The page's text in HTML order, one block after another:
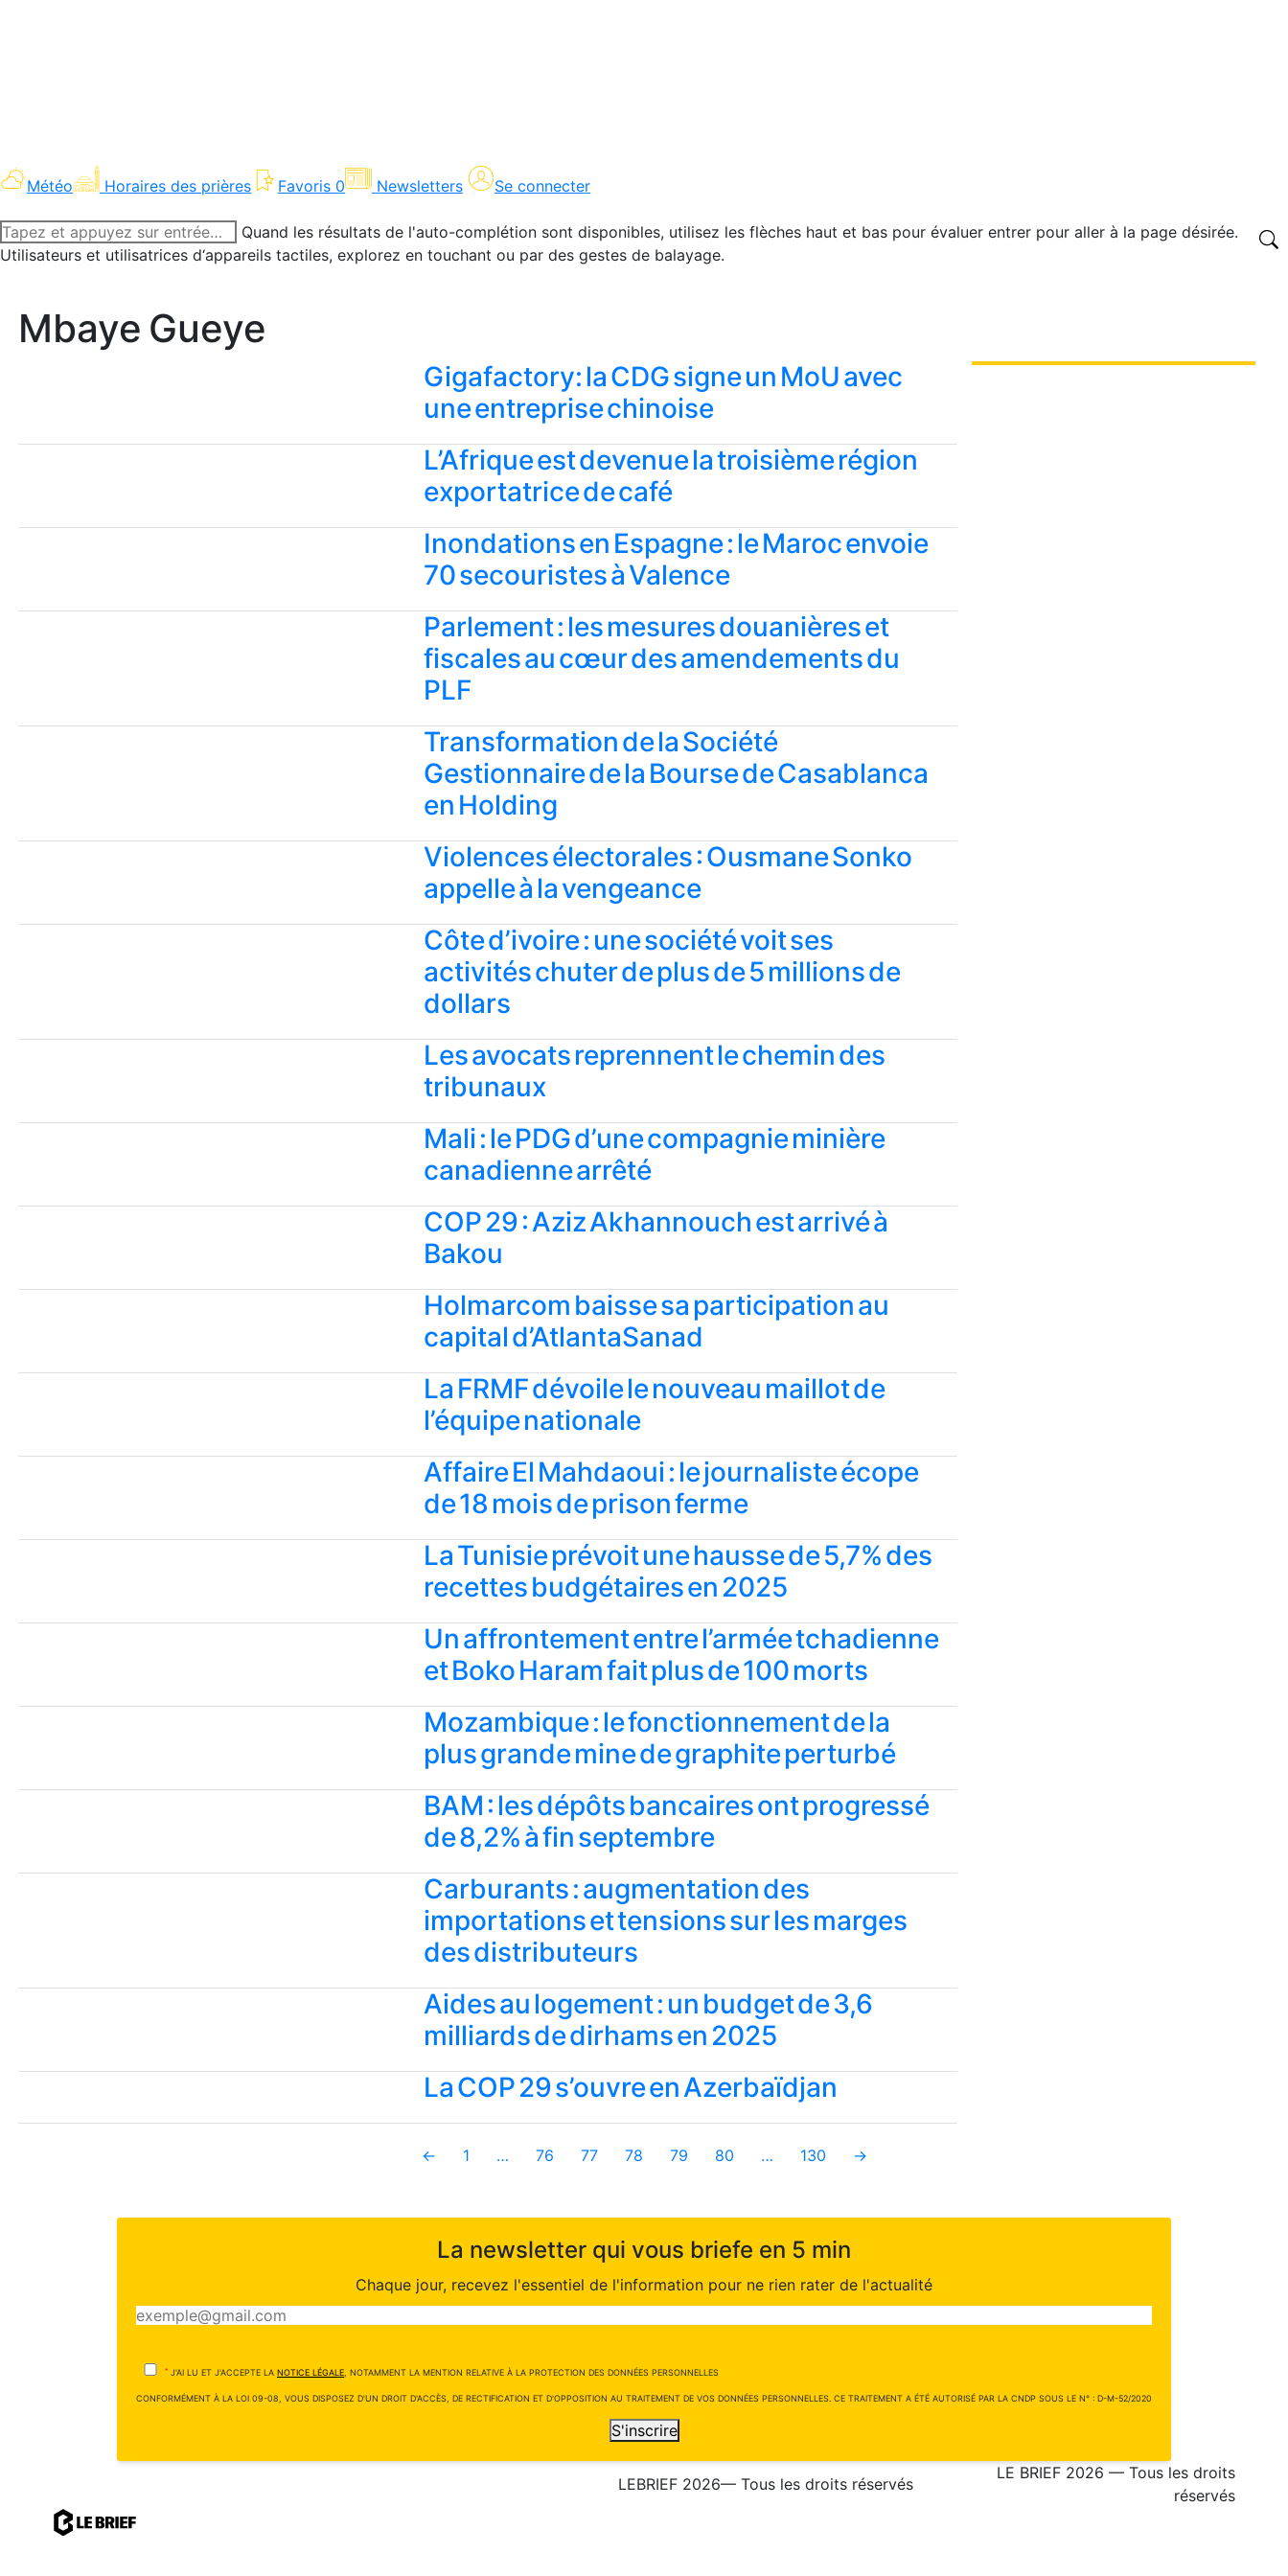
Météo Horaires des prières Favoris 0 Newsletters Se connecter
Recherche
:
Quand les résultats de l'auto-complétion sont disponibles, utilisez les flèches haut et bas pour évaluer entrer pour aller à la page désirée.
Utilisateurs et utilisatrices d‘appareils tactiles, explorez en touchant ou par des gestes de balayage.
Mbaye Gueye
Gigafactory: la CDG signe un MoU avec
une entreprise chinoise
L’Afrique est devenue la troisième région
exportatrice de café
Inondations en Espagne : le Maroc envoie
70 secouristes à Valence
Parlement : les mesures douanières et
fiscales au cœur des amendements du
PLF
Transformation de la Société
Gestionnaire de la Bourse de Casablanca
en Holding
Violences électorales : Ousmane Sonko
appelle à la vengeance
Côte d’ivoire : une société voit ses
activités chuter de plus de 5 millions de
dollars
Les avocats reprennent le chemin des
tribunaux
Mali : le PDG d’une compagnie minière
canadienne arrêté
COP 29 : Aziz Akhannouch est arrivé à
Bakou
Holmarcom baisse sa participation au
capital d’AtlantaSanad
La FRMF dévoile le nouveau maillot de
l’équipe nationale
Affaire El Mahdaoui : le journaliste écope
de 18 mois de prison ferme
La Tunisie prévoit une hausse de 5,7% des
recettes budgétaires en 2025
Un affrontement entre l’armée tchadienne
et Boko Haram fait plus de 100 morts
Mozambique : le fonctionnement de la
plus grande mine de graphite perturbé
BAM : les dépôts bancaires ont progressé
de 8,2% à fin septembre
Carburants : augmentation des
importations et tensions sur les marges
des distributeurs
Aides au logement : un budget de 3,6
milliards de dirhams en 2025
La COP 29 s’ouvre en Azerbaïdjan
← 1 … 76 77 78 79 80 … 130 →
La newsletter qui vous briefe en 5 min
Chaque jour, recevez l'essentiel de l'information pour ne rien rater de l'actualité
* J'AI LU ET J'ACCEPTE LA NOTICE LÉGALE , NOTAMMENT LA MENTION RELATIVE À LA PROTECTION DES DONNÉES PERSONNELLES
CONFORMÉMENT À LA LOI 09-08, VOUS DISPOSEZ D'UN DROIT D'ACCÈS, DE RECTIFICATION ET D'OPPOSITION AU TRAITEMENT DE VOS DONNÉES PERSONNELLES. CE TRAITEMENT A ÉTÉ AUTORISÉ PAR LA CNDP SOUS LE N° : D-M-52/2020
S'inscrire
LEBRIEF 2026— Tous les droits réservés
LE BRIEF 2026 — Tous les droits
réservés